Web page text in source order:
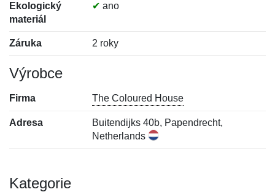
Ekologický
materiál
✔ ano
Záruka 2 roky
Výrobce
Firma The Coloured House
Adresa
Buitendijks 40b, Papendrecht,
Netherlands
Kategorie